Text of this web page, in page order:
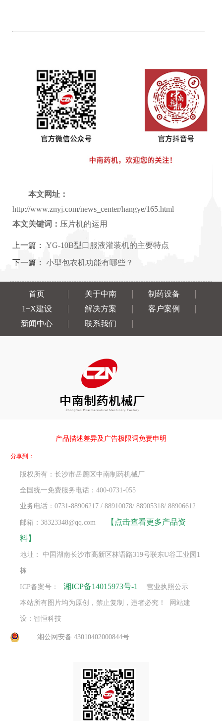
本文网址：
http://www.znyj.com/news_center/hangye/165.html
本文关键词： 压片机的运用
上一篇： YG-10B型口服液灌装机的主要特点
下一篇： 小型包衣机功能有哪些？
首页 关于中南
制药设备
1+X建设
解决方案
客户案例
新闻中心
联系我们
产品描述差异及广告极限词免责申明
分享到：
版权所有：长沙市岳麓区中南制药机械厂
全国统一免费服务电话：400-0731-055
业务电话：0731-88906217 / 88910078/ 88905318/ 88906612
邮箱：38323348@qq.com
【点击查看更多产品资
料】
地址： 中国湖南长沙市高新区林语路319号联东U谷工业园1
栋
ICP备案号： 湘ICP备14015973号-1 营业执照公示
本站所有图片均为原创，禁止复制，违者必究！ 网站建
设：智恒科技
湘公网安备 43010402000844号